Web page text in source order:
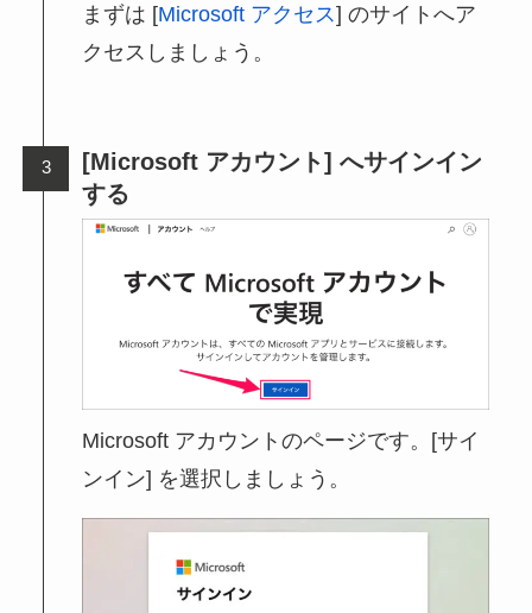
まずは [Microsoft アクセス] のサイトへア
クセスしましょう。
[Microsoft アカウント] へサインイン
する
Microsoft アカウントのページです。[サイ
ンイン] を選択しましょう。